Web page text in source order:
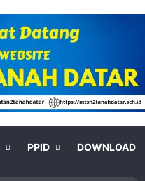
PPID DOWNLOAD